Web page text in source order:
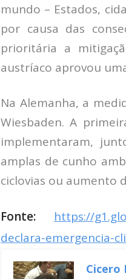
mundo – Estados,
por causa das
prioritária a
austríaco aprovou
Na Alemanha, a
Wiesbaden. A
implementaram,
amplas de cunho
ciclovias ou aumento
Fonte: https://
declara-emergencia-
Cicero